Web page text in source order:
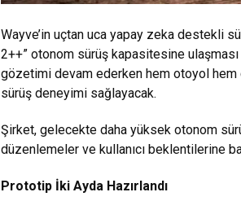
Wayve’in uçtan uca yapay zeka destekli
2++” otonom sürüş kapasitesine
gözetimi devam ederken hem otoyol hem
sürüş deneyimi sağlayacak.
Şirket, gelecekte daha yüksek otonom
düzenlemeler ve kullanıcı beklentilerine
Prototip İki Ayda Hazırlandı